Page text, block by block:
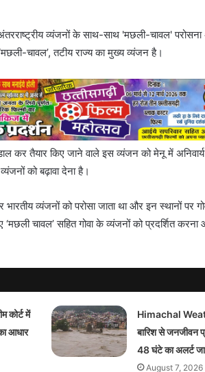
व्यंजनों के साथ-साथ 'मछली-चावल' परोसना
चावल’, तटीय राज्य का मुख्य व्यंजन है।
कर तैयार किए जाने वाले इस व्यंजन को मेनू में
को बढ़ावा देना है।
व्यंजनों को परोसा जाता था और इन स्थानों पर
चावल’ सहित गोवा के व्यंजनों को प्रदर्शित करना
कोर्ट में
आधार
Himachal
बारिश से जनजीवन
48 घंटे का अलर्ट
August 7, 2026